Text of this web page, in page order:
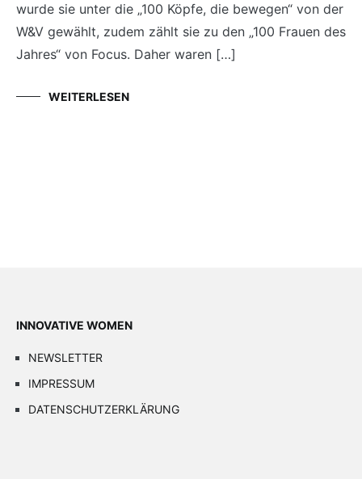
wurde sie unter die „100 Köpfe, die bewegen“ von der
W&V gewählt, zudem zählt sie zu den „100 Frauen des
Jahres“ von Focus. Daher waren […]
WEITERLESEN
INNOVATIVE WOMEN
NEWSLETTER
IMPRESSUM
DATENSCHUTZERKLÄRUNG